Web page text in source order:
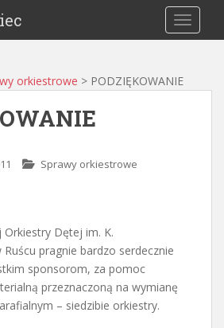
orkiestrowe > PODZIĘKOWANIE
Sprawy orkiestrowe
Dętej im. K.
pragnie bardzo serdecznie
sponsorom, za pomoc
przeznaczoną na wymianę
– siedzibie orkiestry.